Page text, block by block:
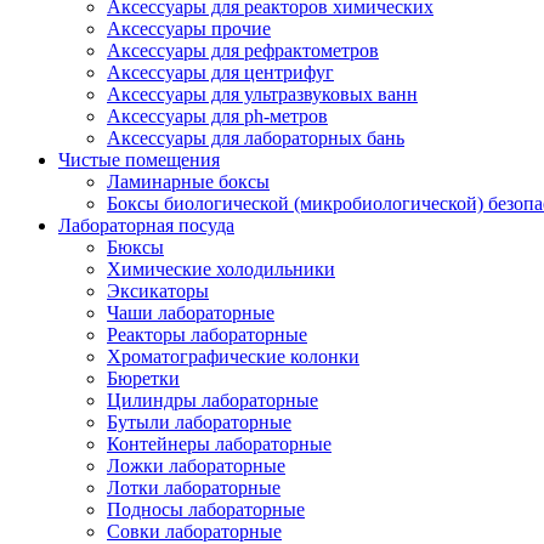
Аксессуары для реакторов химических
Аксессуары прочие
Аксессуары для рефрактометров
Аксессуары для центрифуг
Аксессуары для ультразвуковых ванн
Аксессуары для ph-метров
Аксессуары для лабораторных бань
Чистые помещения
Ламинарные боксы
Боксы биологической (микробиологической)
Лабораторная посуда
Бюксы
Химические холодильники
Эксикаторы
Чаши лабораторные
Реакторы лабораторные
Хроматографические колонки
Бюретки
Цилиндры лабораторные
Бутыли лабораторные
Контейнеры лабораторные
Ложки лабораторные
Лотки лабораторные
Подносы лабораторные
Совки лабораторные